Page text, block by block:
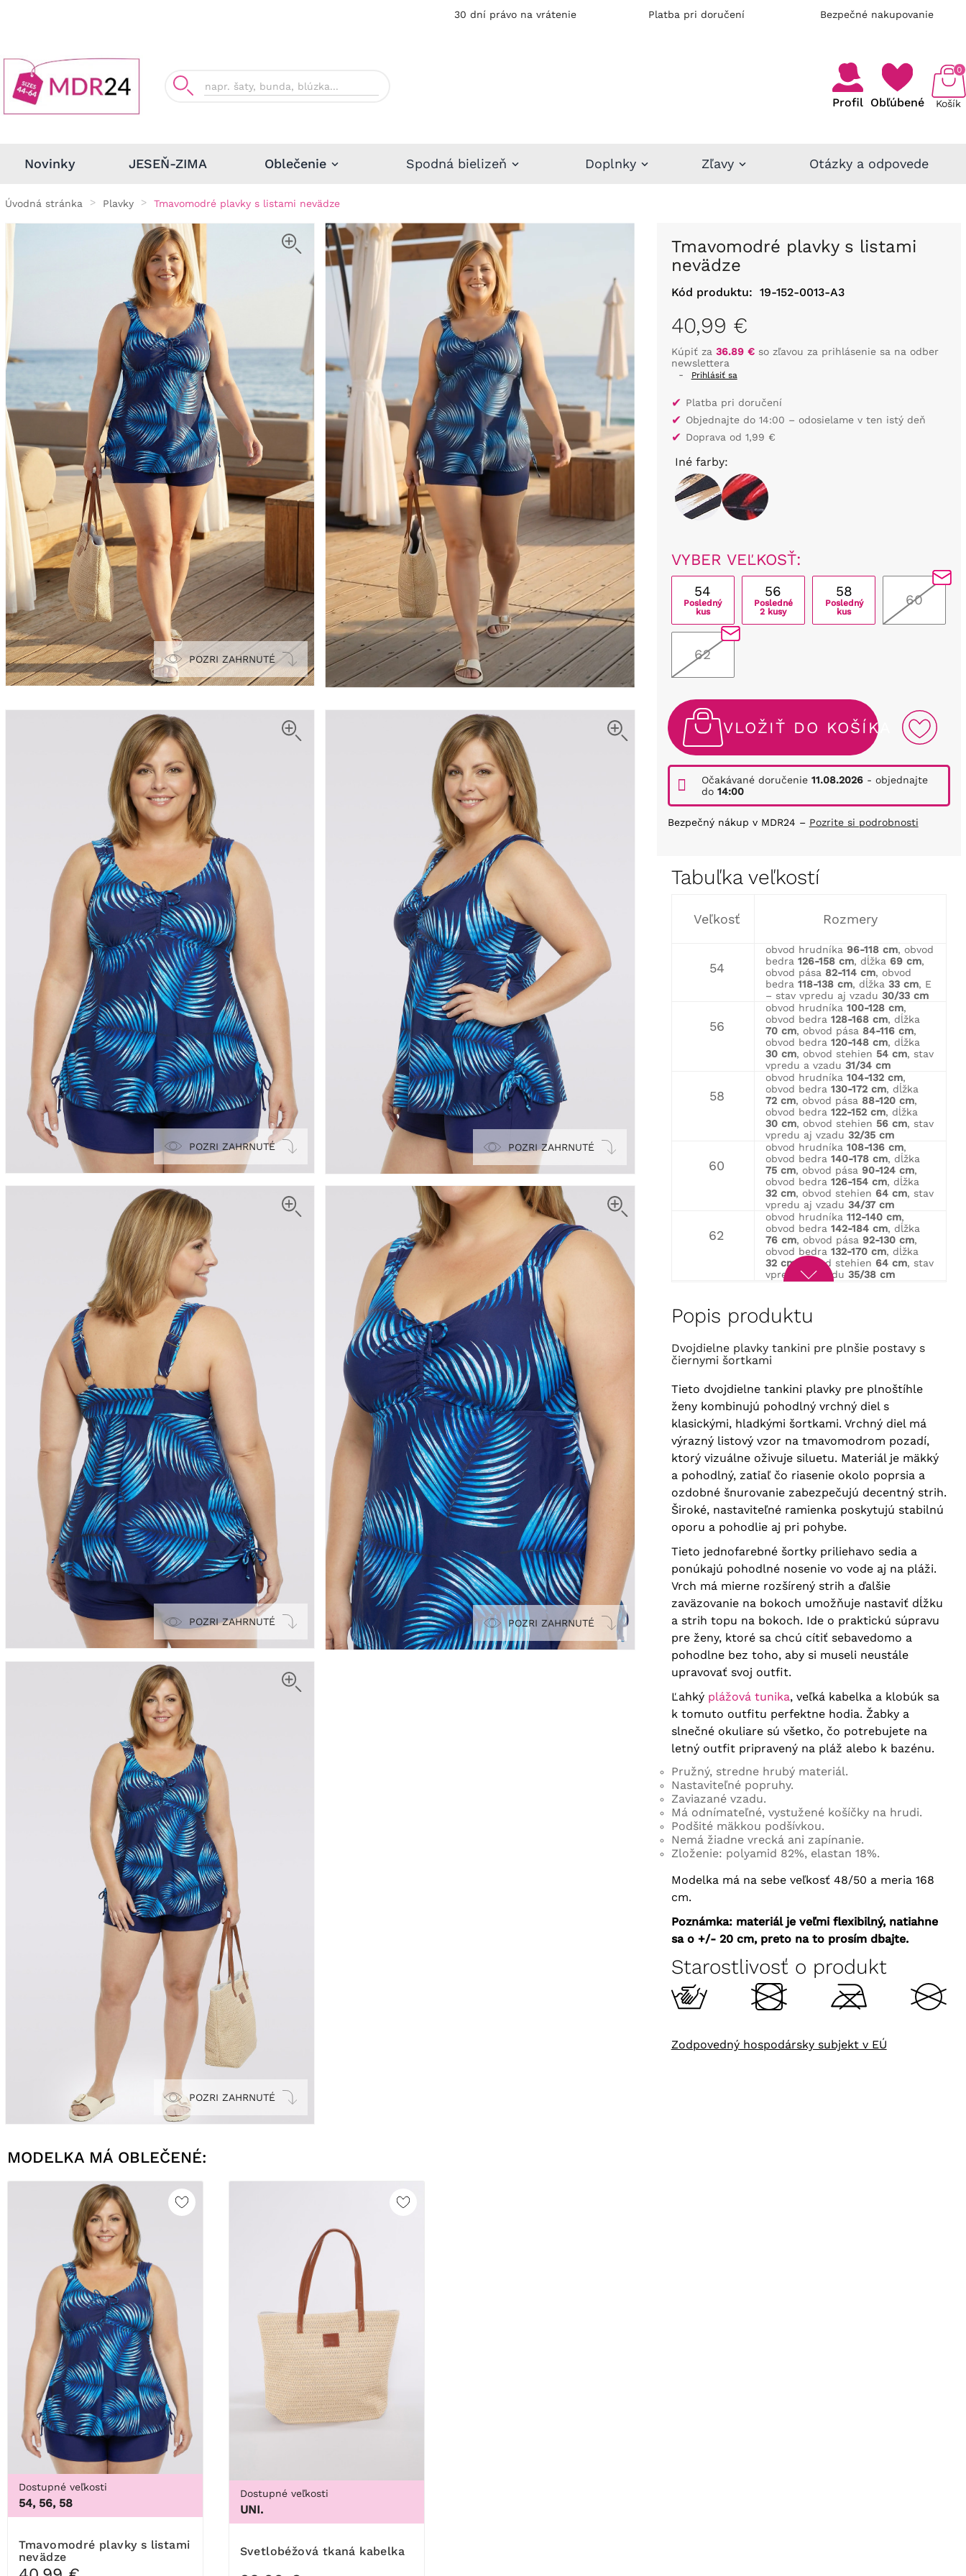
30 dní právo na vrátenie Platba pri doručení Bezpečné nakupovanie
Profil Obľúbené Košík
0
Novinky JESEŇ-ZIMA Oblečenie Spodná bielizeň Doplnky Zľavy Otázky a odpovede
Úvodná stránka Plavky Tmavomodré plavky s listami nevädze
POZRI ZAHRNUTÉ
POZRI ZAHRNUTÉ POZRI ZAHRNUTÉ
POZRI ZAHRNUTÉ POZRI ZAHRNUTÉ
POZRI ZAHRNUTÉ
Tmavomodré plavky s listami
nevädze
Kód produktu: 19-152-0013-A3
40,99 €
Kúpiť za 36.89 €so zľavou za prihlásenie sa na odber
newslettera
-
Prihlásiť sa
✔ Platba pri doručení
✔ Objednajte do 14:00 – odosielame v ten istý deň
✔ Doprava od 1,99 €
Iné farby:
VYBER VEĽKOSŤ:
54
Posledný
kus
56
Posledné
2 kusy
58
Posledný
kus
60
62
VLOŽIŤ DO KOŠÍKA
Očakávané doručenie 11.08.2026- objednajte
do 14:00
Bezpečný nákup v MDR24 – Pozrite si podrobnosti
Tabuľka veľkostí
Veľkosť Rozmery
54
obvod hrudníka 96-118 cm, obvod
bedra 126-158 cm, dĺžka 69 cm,
obvod pása 82-114 cm, obvod
bedra 118-138 cm, dĺžka 33 cm, E
– stav vpredu aj vzadu 30/33 cm
56
obvod hrudníka 100-128 cm,
obvod bedra 128-168 cm, dĺžka
70 cm, obvod pása 84-116 cm,
obvod bedra 120-148 cm, dĺžka
30 cm, obvod stehien 54 cm, stav
vpredu a vzadu 31/34 cm
58
obvod hrudníka 104-132 cm,
obvod bedra 130-172 cm, dĺžka
72 cm, obvod pása 88-120 cm,
obvod bedra 122-152 cm, dĺžka
30 cm, obvod stehien 56 cm, stav
vpredu aj vzadu 32/35 cm
60
obvod hrudníka 108-136 cm,
obvod bedra 140-178 cm, dĺžka
75 cm, obvod pása 90-124 cm,
obvod bedra 126-154 cm, dĺžka
32 cm, obvod stehien 64 cm, stav
vpredu aj vzadu 34/37 cm
62
obvod hrudníka 112-140 cm,
obvod bedra 142-184 cm, dĺžka
76 cm, obvod pása 92-130 cm,
obvod bedra 132-170 cm, dĺžka
32 cm, obvod stehien 64 cm, stav
vpredu aj vzadu 35/38 cm
Popis produktu
Dvojdielne plavky tankini pre plnšie postavy s
čiernymi šortkami
Tieto dvojdielne tankini plavky pre plnoštíhle
ženy kombinujú pohodlný vrchný diel s
klasickými, hladkými šortkami. Vrchný diel má
výrazný listový vzor na tmavomodrom pozadí,
ktorý vizuálne oživuje siluetu. Materiál je mäkký
a pohodlný, zatiaľ čo riasenie okolo poprsia a
ozdobné šnurovanie zabezpečujú decentný strih.
Široké, nastaviteľné ramienka poskytujú stabilnú
oporu a pohodlie aj pri pohybe.
Tieto jednofarebné šortky priliehavo sedia a
ponúkajú pohodlné nosenie vo vode aj na pláži.
Vrch má mierne rozšírený strih a ďalšie
zaväzovanie na bokoch umožňuje nastaviť dĺžku
a strih topu na bokoch. Ide o praktickú súpravu
pre ženy, ktoré sa chcú cítiť sebavedomo a
pohodlne bez toho, aby si museli neustále
upravovať svoj outfit.
Ľahký plážová tunika, veľká kabelka a klobúk sa
k tomuto outfitu perfektne hodia. Žabky a
slnečné okuliare sú všetko, čo potrebujete na
letný outfit pripravený na pláž alebo k bazénu.
Pružný, stredne hrubý materiál.
Nastaviteľné popruhy.
Zaviazané vzadu.
Má odnímateľné, vystužené košíčky na hrudi.
Podšité mäkkou podšívkou.
Nemá žiadne vrecká ani zapínanie.
Zloženie: polyamid 82%, elastan 18%.
Modelka má na sebe veľkosť 48/50 a meria 168
cm.
Poznámka: materiál je veľmi flexibilný, natiahne
sa o +/- 20 cm, preto na to prosím dbajte.
Starostlivosť o produkt
Zodpovedný hospodársky subjekt v EÚ
MODELKA MÁ OBLEČENÉ:
Dostupné veľkosti
54, 56, 58
Tmavomodré plavky s listami
nevädze
Dostupné veľkosti
UNI.
Svetlobéžová tkaná kabelka